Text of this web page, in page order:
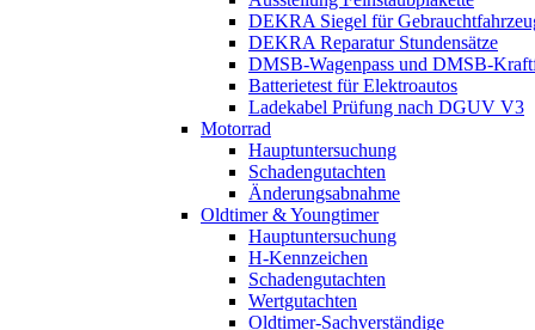
DEKRA Siegel für
DEKRA Reparatur Stundensätze
DMSB-Wagenpass und DMSB-
Batterietest für Elektroautos
Ladekabel Prüfung nach DGUV V3
Motorrad
Hauptuntersuchung
Schadengutachten
Änderungsabnahme
Oldtimer & Youngtimer
Hauptuntersuchung
H-Kennzeichen
Schadengutachten
Wertgutachten
Oldtimer-Sachverständige